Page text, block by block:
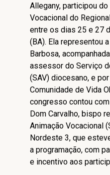
Allegany, participou
Vocacional do
entre os dias 25 e 27
(BA). Ela representou
Barbosa,
assessor do Serviço
(SAV) diocesano, e
Comunidade de Vida
congresso contou
Dom Carvalho, bispo
Animação Vocacional
Nordeste 3, que
a programação, com
e incentivo aos